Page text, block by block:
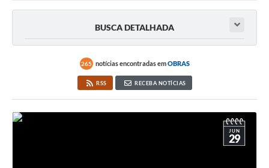
BUSCA DETALHADA
265 notícias encontradas emOBRAS
RSS RECEBA NOTÍCIAS
JUN
29